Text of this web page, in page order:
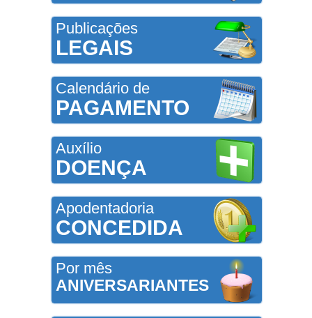
Publicações
LEGAIS
Calendário de
PAGAMENTO
Auxílio
DOENÇA
Apodentadoria
CONCEDIDA
Por mês
ANIVERSARIANTES